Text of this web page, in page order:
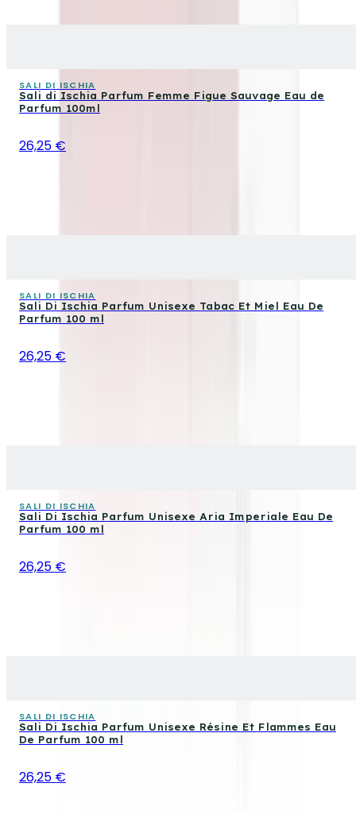
SALI DI ISCHIA
Sali di Ischia Parfum Femme Figue Sauvage Eau de
Parfum 100ml
26,25 €
SALI DI ISCHIA
Sali Di Ischia Parfum Unisexe Tabac Et Miel Eau De
Parfum 100 ml
26,25 €
SALI DI ISCHIA
Sali Di Ischia Parfum Unisexe Aria Imperiale Eau De
Parfum 100 ml
26,25 €
SALI DI ISCHIA
Sali Di Ischia Parfum Unisexe Résine Et Flammes Eau
De Parfum 100 ml
26,25 €